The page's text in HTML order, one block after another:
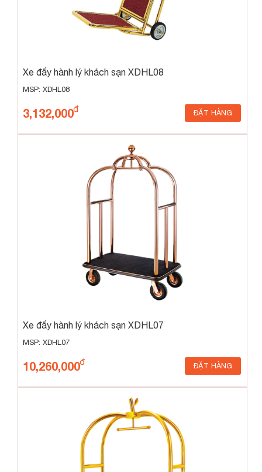
Xe đẩy hành lý khách sạn XDHL08
MSP: XDHL08
3,132,000 ĐẶT HÀNG
Xe đẩy hành lý khách sạn XDHL07
MSP: XDHL07
10,260,000 ĐẶT HÀNG